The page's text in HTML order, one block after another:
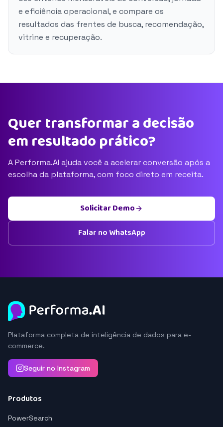
e eficiência operacional, e compare os
resultados das frentes de busca, recomendação,
vitrine e recuperação.
Quer transformar a decisão
em resultado prático?
A Performa.AI ajuda você a acelerar conversão após a
escolha da plataforma, com foco direto em receita.
Solicitar Demo
Falar no WhatsApp
Plataforma completa de inteligência de dados para e-
commerce.
Seguir no Instagram
Produtos
PowerSearch